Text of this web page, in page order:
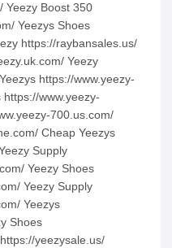
Yeezy Boost 350
Yeezys Shoes
https://raybansales.us/
Yeezy
https://www.yeezy-
www.yeezy-
700.us.com/
Cheap Yeezys
Supply
Yeezy Shoes
Yeezy Supply
Yeezys
Shoes
yeezysale.us/